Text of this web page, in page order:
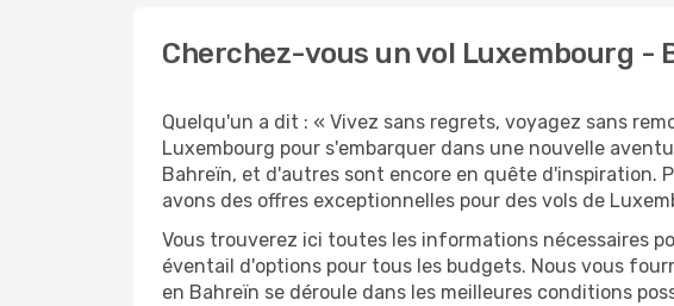
Cherchez-vous un vol Luxembourg -
Quelqu'un a dit : « Vivez sans regrets, voyagez sans
Luxembourg pour s'embarquer dans une nouvelle
Bahreïn, et d'autres sont encore en quête d'inspiration.
avons des offres exceptionnelles pour des vols de
Vous trouverez ici toutes les informations nécessaires
éventail d'options pour tous les budgets. Nous vous
en Bahreïn se déroule dans les meilleures conditions